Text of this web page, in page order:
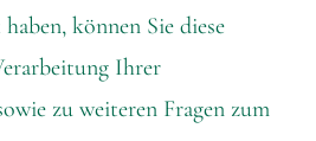
können Sie diese
Ihrer
zu weiteren Fragen zum